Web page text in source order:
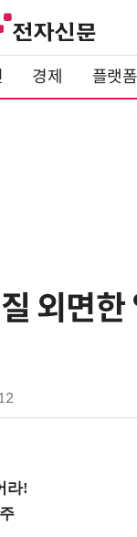
경제 플랫
외면한